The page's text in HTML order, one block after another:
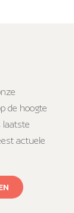
de hoogte
laatste
actuele